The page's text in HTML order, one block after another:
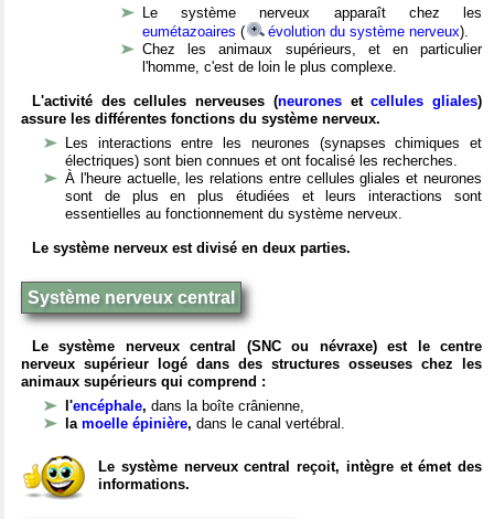
Le système nerveux apparaît chez les
eumétazoaires ( évolution du système nerveux).
Chez les animaux supérieurs, et en particulier
l'homme, c'est de loin le plus complexe.
L'activité des cellules nerveuses (neuronesetcellules gliales)
assure les différentes fonctions du système nerveux.
Les interactions entre les neurones (synapses chimiques et
électriques) sont bien connues et ont focalisé les recherches.
À l'heure actuelle, les relations entre cellules gliales et neurones
sont de plus en plus étudiées et leurs interactions sont
essentielles au fonctionnement du système nerveux.
Le système nerveux est divisé en deux parties.
Système nerveux central
Le système nerveux central (SNC ou névraxe) est le centre
nerveux supérieur logé dans des structures osseuses chez les
animaux supérieurs qui comprend :
l'encéphale, dans la boîte crânienne,
la moelle épinière, dans le canal vertébral.
Le système nerveux central reçoit, intègre et émet des
informations.